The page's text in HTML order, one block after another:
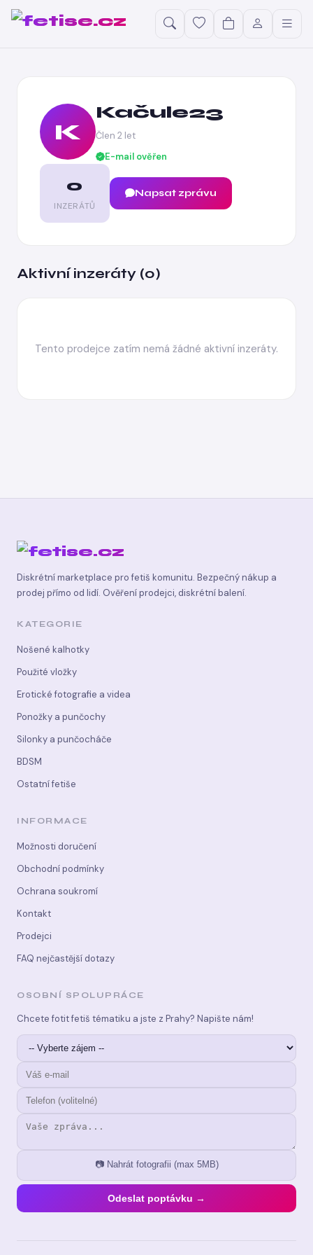
K
Kačule23
Člen 2 let
E-mail ověřen
0
INZERÁTŮ
Napsat zprávu
Aktivní inzeráty (0)
Tento prodejce zatím nemá žádné aktivní inzeráty.
Diskrétní marketplace pro fetiš komunitu. Bezpečný nákup a
prodej přímo od lidí. Ověření prodejci, diskrétní balení.
KATEGORIE
Nošené kalhotky
Použité vložky
Erotické fotografie a videa
Ponožky a punčochy
Silonky a punčocháče
BDSM
Ostatní fetiše
INFORMACE
Možnosti doručení
Obchodní podmínky
Ochrana soukromí
Kontakt
Prodejci
FAQ nejčastější dotazy
OSOBNÍ SPOLUPRÁCE
Chcete fotit fetiš tématiku a jste z Prahy? Napište nám!
📷 Nahrát fotografii (max 5MB)
Odeslat poptávku →